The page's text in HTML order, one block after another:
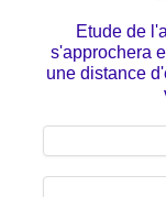
Etude de l'
s'approchera
une distance